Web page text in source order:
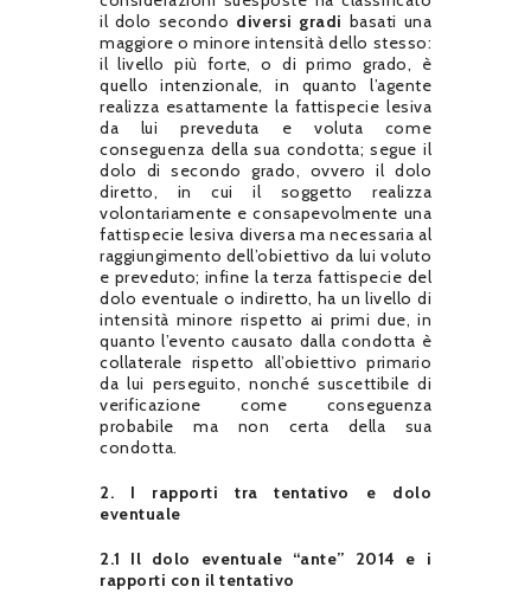
il dolo secondo diversi gradi basati una
maggiore o minore intensità dello stesso:
il livello più forte, o di primo grado, è
quello intenzionale, in quanto l’agente
realizza esattamente la fattispecie lesiva
da lui preveduta e voluta come
conseguenza della sua condotta; segue il
dolo di secondo grado, ovvero il dolo
diretto, in cui il soggetto realizza
volontariamente e consapevolmente una
fattispecie lesiva diversa ma necessaria al
raggiungimento dell’obiettivo da lui voluto
e preveduto; infine la terza fattispecie del
dolo eventuale o indiretto, ha un livello di
intensità minore rispetto ai primi due, in
quanto l’evento causato dalla condotta è
collaterale rispetto all’obiettivo primario
da lui perseguito, nonché suscettibile di
verificazione come conseguenza
probabile ma non certa della sua
condotta.
2. I rapporti tra tentativo e dolo
eventuale
2.1 Il dolo eventuale “ante” 2014 e i
rapporti con il tentativo